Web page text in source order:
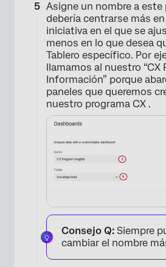
Asigne un nombre a este
debería centrarse más
iniciativa en el que se
menos en lo que desea
Tablero específico. Por
llamamos al nuestro “CX
Información” porque
paneles que queremos
nuestro programa CX .
Consejo Q: Siempre
cambiar el nombre